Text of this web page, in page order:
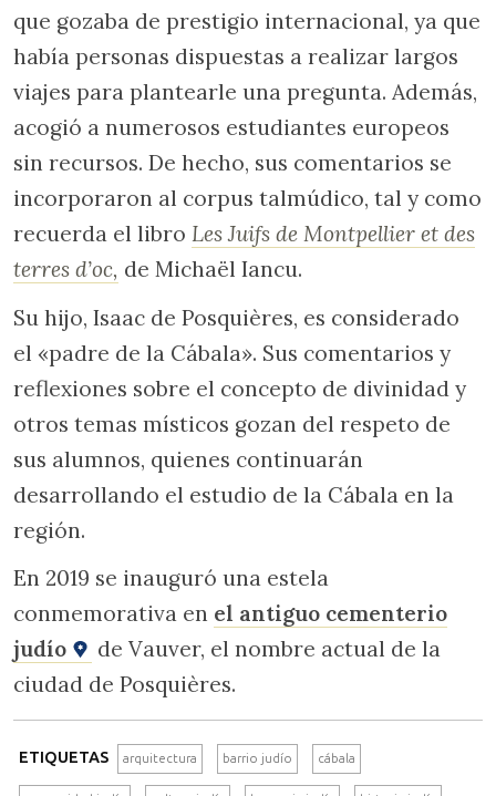
que gozaba de prestigio internacional, ya que
había personas dispuestas a realizar largos
viajes para plantearle una pregunta. Además,
acogió a numerosos estudiantes europeos
sin recursos. De hecho, sus comentarios se
incorporaron al corpus talmúdico, tal y como
recuerda el libro Les Juifs de Montpellier et des
terres d’oc, de Michaël Iancu.
Su hijo, Isaac de Posquières, es considerado
el «padre de la Cábala». Sus comentarios y
reflexiones sobre el concepto de divinidad y
otros temas místicos gozan del respeto de
sus alumnos, quienes continuarán
desarrollando el estudio de la Cábala en la
región.
En 2019 se inauguró una estela
conmemorativa en el antiguo cementerio
judío
de Vauver, el nombre actual de la
ciudad de Posquières.
ETIQUETAS arquitectura barrio judío cábala